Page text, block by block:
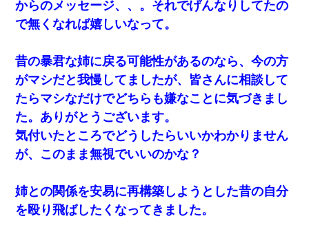
からのメッセージ、、。それでげんなりしてたの
で無くなれば嬉しいなって。
昔の暴君な姉に戻る可能性があるのなら、今の方
がマシだと我慢してましたが、皆さんに相談して
たらマシなだけでどちらも嫌なことに気づきまし
た。ありがとうございます。
気付いたところでどうしたらいいかわかりません
が、このまま無視でいいのかな？
姉との関係を安易に再構築しようとした昔の自分
を殴り飛ばしたくなってきました。